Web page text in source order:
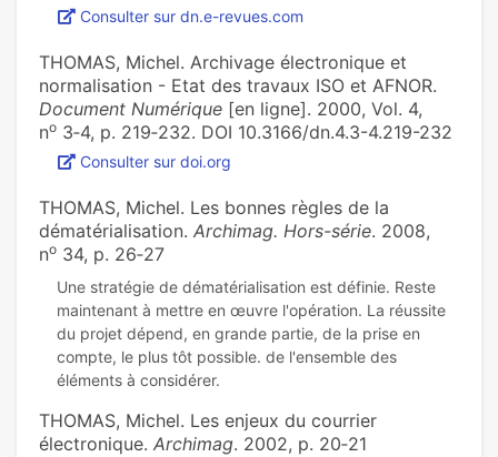
Consulter sur dn.e-revues.com
THOMAS, Michel. Archivage électronique et
normalisation - Etat des travaux ISO et AFNOR.
Document Numérique [en ligne]. 2000, Vol. 4,
no 3‑4, p. 219‑232. DOI 10.3166/dn.4.3-4.219-232
Consulter sur doi.org
THOMAS, Michel. Les bonnes règles de la
dématérialisation. Archimag. Hors-série. 2008,
no 34, p. 26‑27
Une stratégie de dématérialisation est définie. Reste
maintenant à mettre en œuvre l'opération. La réussite
du projet dépend, en grande partie, de la prise en
compte, le plus tôt possible. de l'ensemble des
THOMAS, Michel. Les enjeux du courrier
électronique. Archimag. 2002, p. 20‑21